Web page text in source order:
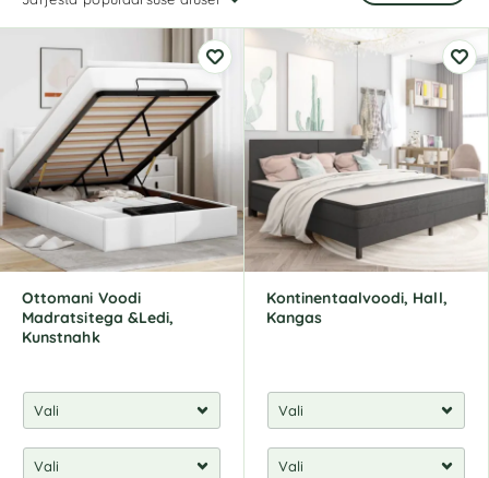
Ottomani Voodi
Madratsitega &Ledi,
Kunstnahk
Kontinentaalvoodi, Hall,
Kangas